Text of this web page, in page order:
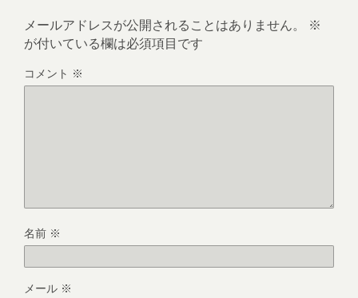
メールアドレスが公開されることはありません。
※
が付いている欄は必須項目です
コメント ※
名前 ※
メール ※